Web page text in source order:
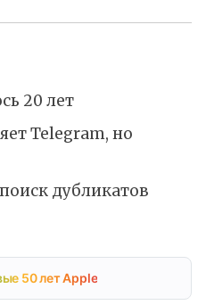
20 лет
Telegram, но
дубликатов
50 лет Apple